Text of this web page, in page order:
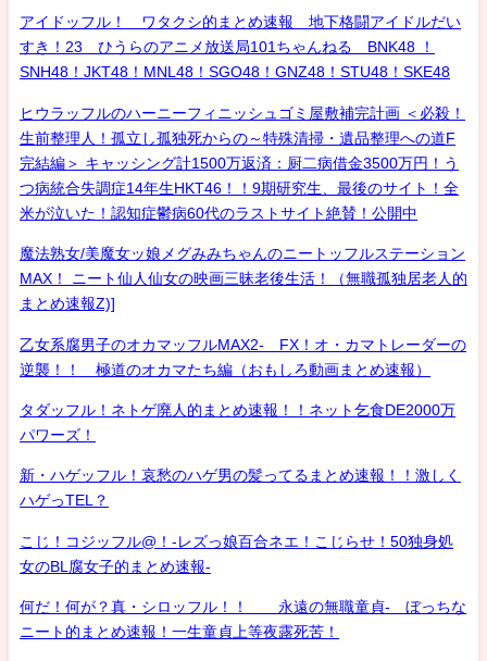
アイドッフル！ ワタクシ的まとめ速報 地下格闘アイドルだい
すき！23 ひうらのアニメ放送局101ちゃんねる BNK48 ！
SNH48！JKT48！MNL48！SGO48！GNZ48！STU48！SKE48
ヒウラッフルのハーニーフィニッシュゴミ屋敷補完計画 ＜必殺！
生前整理人！孤立し孤独死からの～特殊清掃・遺品整理への道F
完結編＞ キャッシング計1500万返済：厨二病借金3500万円！う
つ病統合失調症14年生HKT46！！9期研究生、最後のサイト！全
米が泣いた！認知症鬱病60代のラストサイト絶賛！公開中
魔法熟女/美魔女ッ娘メグみみちゃんのニートッフルステーション
MAX！ ニート仙人仙女の映画三昧老後生活！（無職孤独居老人的
まとめ速報Z)]
乙女系腐男子のオカマッフルMAX2- FX！オ・カマトレーダーの
逆襲！！ 極道のオカマたち編（おもしろ動画まとめ速報）
タダッフル！ネトゲ廃人的まとめ速報！！ネット乞食DE2000万
パワーズ！
新・ハゲッフル！哀愁のハゲ男の髪ってるまとめ速報！！激しく
ハゲっTEL？
こじ！コジッフル@！-レズっ娘百合ネエ！こじらせ！50独身処
女のBL腐女子的まとめ速報-
何だ！何が？真・シロッフル！！ 永遠の無職童貞- ぼっちな
ニート的まとめ速報！一生童貞上等夜露死苦！